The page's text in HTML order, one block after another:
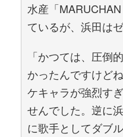
水産「
ているが、浜田はゼ
「かつては、圧倒
かったんですけど
ケキャラが強烈す
せんでした。逆に
に歌手としてダブ